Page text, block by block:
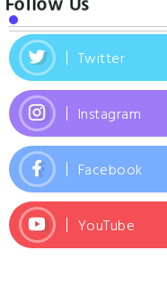
Twitter
Instagram
Facebook
YouTube